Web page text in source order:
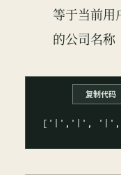
等于当前用
的公司名称
复制代码